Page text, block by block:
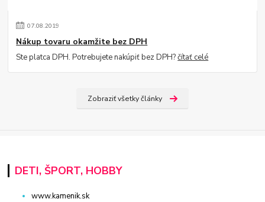
07.08.2019
Nákup tovaru okamžite bez DPH
Ste platca DPH. Potrebujete nakúpiť bez DPH?čítať celé
Zobraziť všetky články
DETI, ŠPORT, HOBBY
www.kamenik.sk